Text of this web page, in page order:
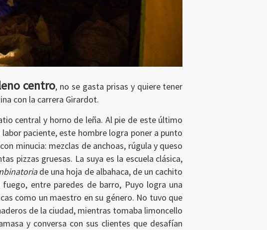
centro, no se gasta prisas y quiere tener
con la carrera Girardot.
central y horno de leña. Al pie de este último
paciente, este hombre logra poner a punto
minucia: mezclas de anchoas, rúgula y queso
pizzas gruesas. La suya es la escuela clásica,
de una hoja de albahaca, de un cachito
entre paredes de barro, Puyo logra una
como un maestro en su género. No tuvo que
de la ciudad, mientras tomaba limoncello
y conversa con sus clientes que desafían